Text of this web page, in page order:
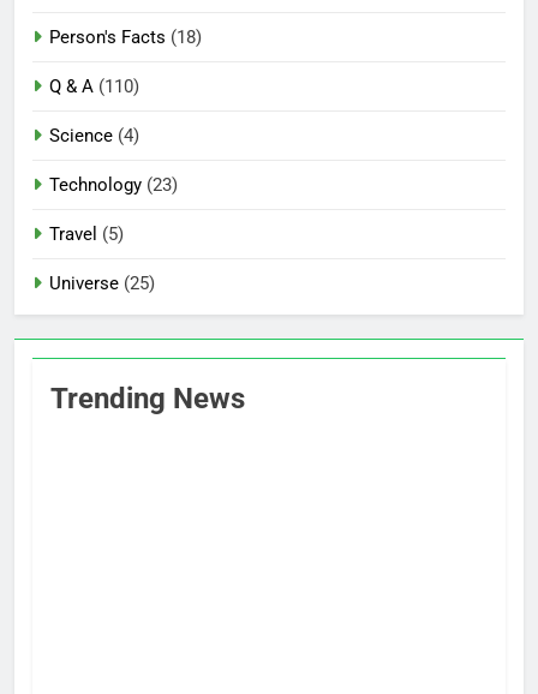
Person's Facts (18)
Q & A (110)
Science (4)
Technology (23)
Travel (5)
Universe (25)
Trending News